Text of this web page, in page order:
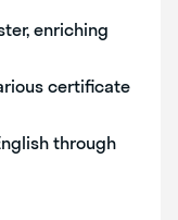
enriching
certificate
through